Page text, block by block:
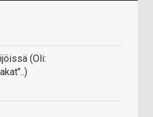
(Oli: